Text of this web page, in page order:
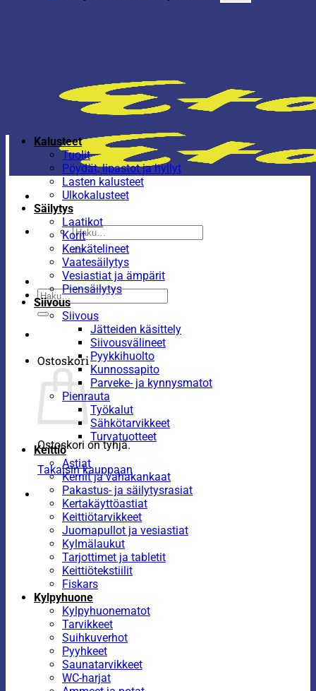
Etsi:
Etsi:
Ostoskori
Ostoskori on tyhjä.
Takaisin kauppaan
Kalusteet
Tuolit
Pöydät, lipastot ja hyllyt
Lasten kalusteet
Ulkokalusteet
Säilytys
Laatikot
Korit
Kenkätelineet
Vaatesäilytys
Vesiastiat ja ämpärit
Piensäilytys
Siivous
Siivous
Jätteiden käsittely
Siivousvälineet
Pyykkihuolto
Kunnossapito
Parveke- ja kynnysmatot
Pienrauta
Työkalut
Sähkötarvikkeet
Turvatuotteet
Keittiö
Astiat
Kernit ja vahakankaat
Pakastus- ja säilytysrasiat
Kertakäyttöastiat
Keittiötarvikkeet
Juomapullot ja vesiastiat
Kylmälaukut
Tarjottimet ja tabletit
Keittiötekstiilit
Fiskars
Kylpyhuone
Kylpyhuonematot
Tarvikkeet
Suihkuverhot
Pyyhkeet
Saunatarvikkeet
WC-harjat